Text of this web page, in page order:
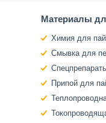
Материалы
Химия для
Смывка для
Припой для